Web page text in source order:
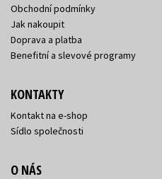
Obchodní podmínky
Jak nakoupit
Doprava a platba
Benefitní a slevové programy
KONTAKTY
Kontakt na e-shop
Sídlo společnosti
O NÁS